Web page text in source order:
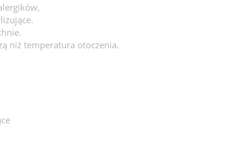
niż temperatura otoczenia.